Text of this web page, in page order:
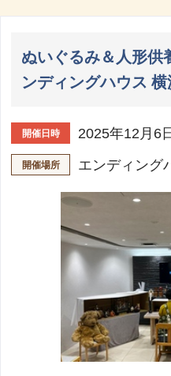
ぬいぐるみ＆人形
ンディングハウス 横
開催日時 2025年12月6
開催場所 エンディング